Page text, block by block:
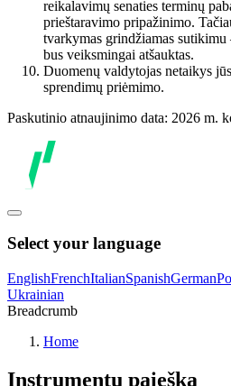
reikalavimų senaties terminų
prieštaravimo pripažinimo.
tvarkymas grindžiamas
bus veiksmingai atšauktas.
Duomenų valdytojas netaikys
sprendimų priėmimo.
Paskutinio atnaujinimo data: 2026 m.
Select your language
EnglishFrenchItalianSpanishGerman
Ukrainian
Breadcrumb
Home
Instrumentų paieška